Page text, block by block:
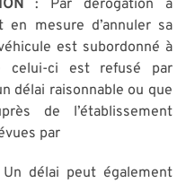
: Par dérogation à
en mesure d’annuler sa
est subordonné à
celui-ci est refusé par
délai raisonnable ou que
de l’établissement
par
délai peut également